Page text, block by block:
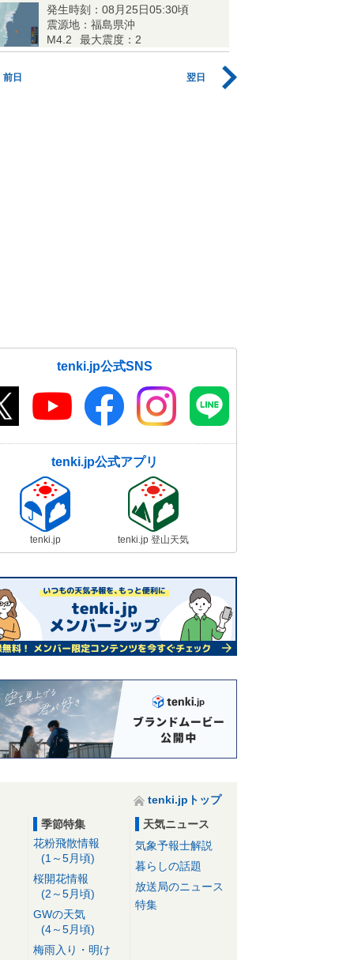
発生時刻：08月25日05:30頃
震源地：福島県沖
M4.2
最大震度：2
前日 翌日
tenki.jp公式SNS
tenki.jp公式アプリ
tenki.jp tenki.jp 登山天気
tenki.jpトップ
季節特集
花粉飛散情報
(1～5月頃)
桜開花情報
(2～5月頃)
GWの天気
(4～5月頃)
梅雨入り・明け
天気ニュース
気象予報士解説
暮らしの話題
放送局のニュース
特集